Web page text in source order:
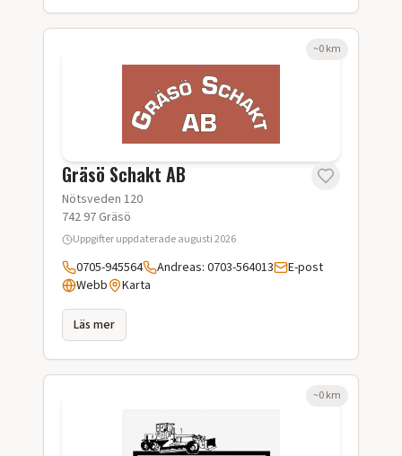
Gräsö Schakt AB
Nötsveden 120
742 97Gräsö
Uppgifter uppdateradeaugusti 2026
0705-945564 Andreas: 0703-564013
E-post
Webb
Karta
Läs mer
~0km
~0km